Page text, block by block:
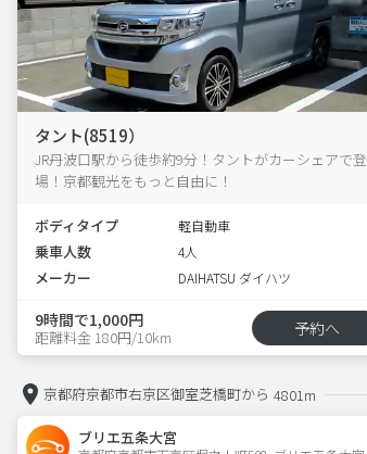
タント(8519）
JR丹波口駅から徒歩約9分！タントがカーシェアで登
場！京都観光をもっと自由に！
ボディタイプ 軽自動車
乗車人数 4人
メーカー DAIHATSU ダイハツ
9時間で1,000円
距離料金 180円/10km 予約へ
京都府京都市右京区御室芝橋町から 4801m
ブリエ五条大宮